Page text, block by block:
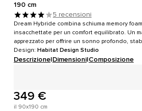
190 cm
5 recensioni
Dream Hybride combina schiuma memory
insacchettate per un comfort equilibrato. Un
apprezzato per offrire un sonno profondo,
Design: Habitat Design Studio
Descrizione|Dimensioni|Composizione
349 €
il 90x190 cm